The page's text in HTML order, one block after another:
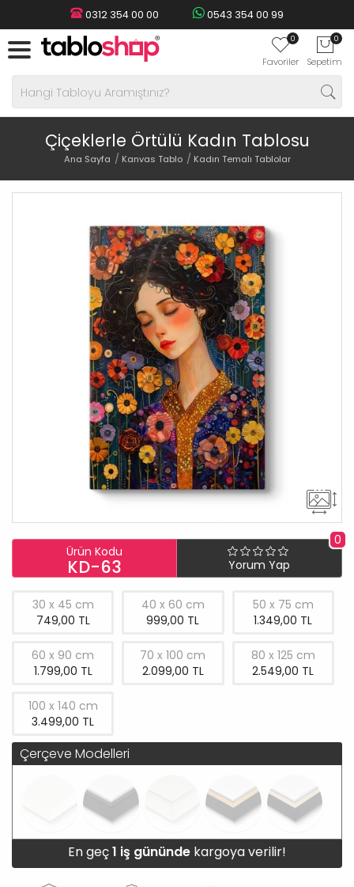
0312 354 00 00 0543 354 00 99
0
Favoriler
0
Sepetim
Çiçeklerle Örtülü Kadın Tablosu
Ana Sayfa Kanvas Tablo Kadın Temalı Tablolar
Ürün Kodu
KD-63
0
Yorum Yap
30 x 45 cm
749,00 TL
40 x 60 cm
999,00 TL
50 x 75 cm
1.349,00 TL
60 x 90 cm
1.799,00 TL
70 x 100 cm
2.099,00 TL
80 x 125 cm
2.549,00 TL
100 x 140 cm
3.499,00 TL
Çerçeve Modelleri
En geç1 iş gününde kargoya verilir!